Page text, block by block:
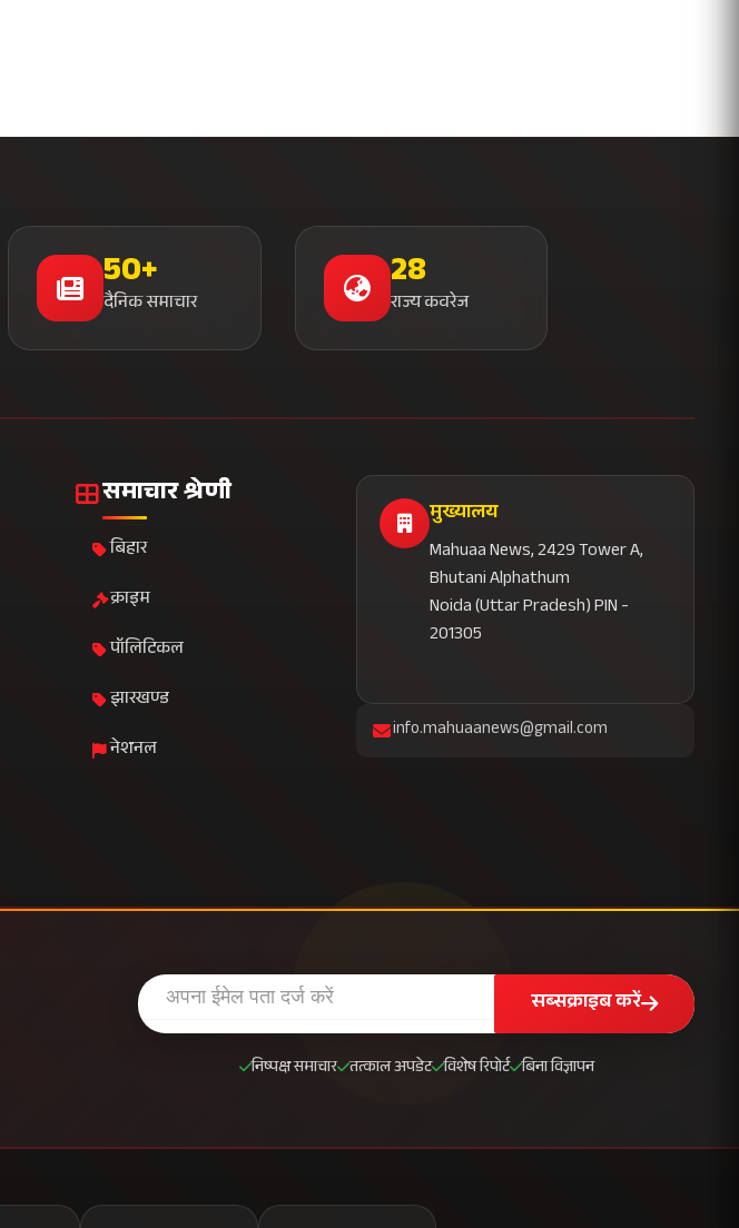
50+
दैनिक समाचार
28
राज्य कवरेज
समाचार श्रेणी
बिहार
क्राइम
पॉलिटिकल
झारखण्ड
नेशनल
मुख्यालय
Mahuaa News, 2429 Tower A,
Bhutani Alphathum
Noida (Uttar Pradesh) PIN -
201305
info.mahuaanews@gmail.com
सब्सक्राइब करें
निष्पक्ष समाचार तत्काल अपडेट विशेष रिपोर्ट बिना विज्ञापन